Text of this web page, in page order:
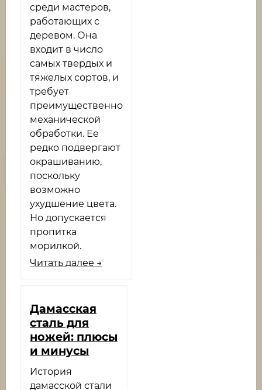
среди мастеров,
работающих с
деревом. Она
входит в число
самых твердых и
тяжелых сортов, и
требует
преимущественно
механической
обработки. Ее
редко подвергают
окрашиванию,
поскольку
возможно
ухудшение цвета.
Но допускается
пропитка
морилкой.
Читать далее →
Дамасская
сталь для
ножей: плюсы
и минусы
История
дамасской стали